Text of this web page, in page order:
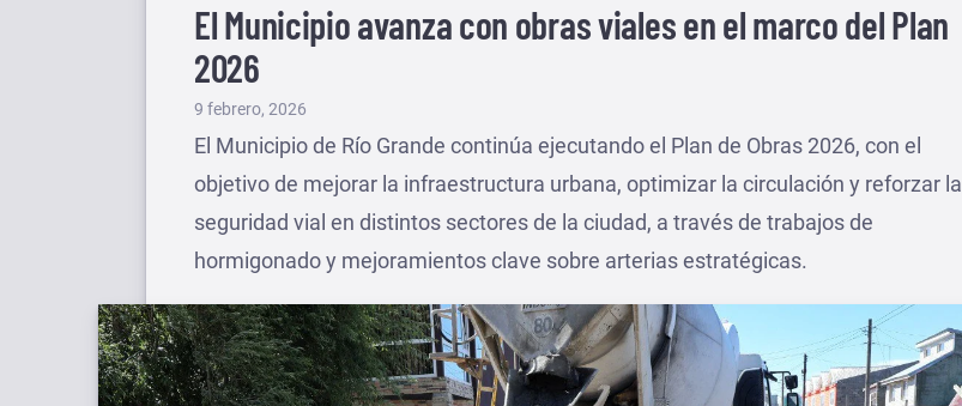
El Municipio avanza con obras viales en el marco del Plan
2026
Publicado
el
9 febrero, 2026
El Municipio de Río Grande continúa ejecutando el Plan de Obras 2026, con el
objetivo de mejorar la infraestructura urbana, optimizar la circulación y reforzar la
seguridad vial en distintos sectores de la ciudad, a través de trabajos de
hormigonado y mejoramientos clave sobre arterias estratégicas.